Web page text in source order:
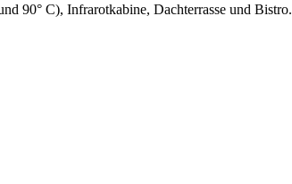
90° C), Infrarotkabine, Dachterrasse und Bistro.